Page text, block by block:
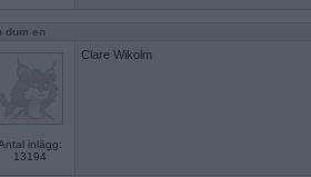
dum en
inlägg:
13194
Clare Wikolm